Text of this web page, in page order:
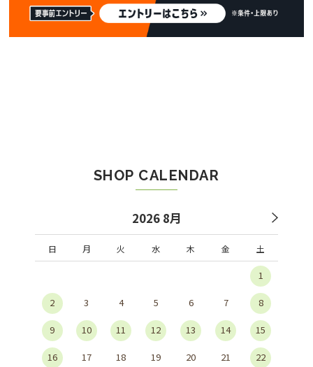
SHOP CALENDAR
2026 8月
日 月 火 水 木 金 土
1
2 3 4 5 6 7 8
9 10 11 12 13 14 15
16 17 18 19 20 21 22